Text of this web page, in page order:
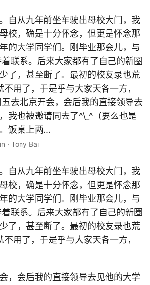
自从九年前坐车驶出母校大门，我
校，确是十分怀念，但更是怀念那
的大学同学们。刚毕业那会儿，与
联系。后来大家都有了自己的新圈
了，甚至断了。最初的校友录也荒
用了，于是乎与大家天各一方，
去北京开会，会后我的直接领导去
我也被邀请同去了^\_^（要么也是
饭桌上两...
· Tony Bai
自从九年前坐车驶出母校大门，我
校，确是十分怀念，但更是怀念那
的大学同学们。刚毕业那会儿，与
联系。后来大家都有了自己的新圈
了，甚至断了。最初的校友录也荒
用了，于是乎与大家天各一方，
，会后我的直接领导去见他的大学